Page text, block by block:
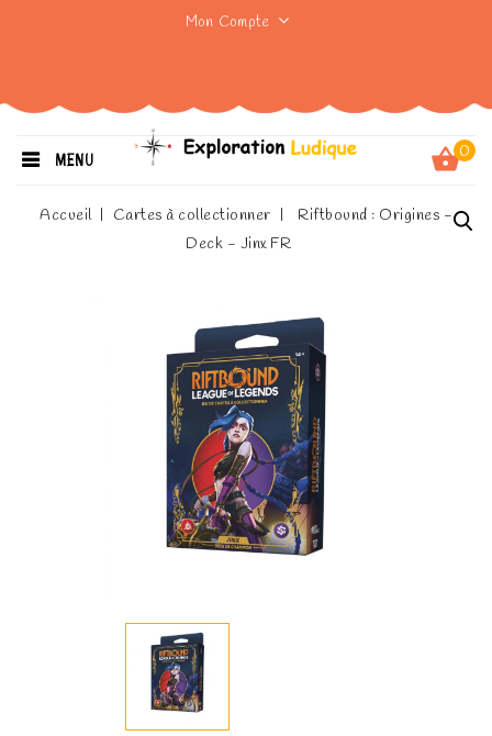
Mon Compte
0
MENU
Accueil Cartes à collectionner
Riftbound : Origines -
Deck - Jinx FR